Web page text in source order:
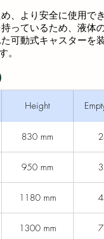
より安全に使用で
っているため、液体
可動式キャスターを
。
Height
830 mm
950 mm
1180 mm
1300 mm